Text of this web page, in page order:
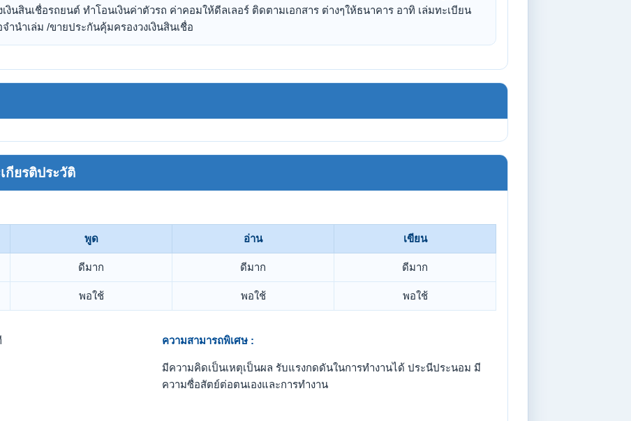
งินสินเชื่อรถยนต์ ทำโอนเงินค่าตัวรถ ค่าคอมให้ดีลเลอร์ ติดตามเอกสาร ต่างๆให้ธนาคาร อาทิ เล่มทะเบียน
ำนำเล่ม /ขายประกันคุ้มครองวงเงินสินเชื่อ
กียรติประวัติ
พูด อ่าน เขียน
ดีมาก ดีมาก ดีมาก
พอใช้ พอใช้ พอใช้
ความสามารถพิเศษ :
มีความคิดเป็นเหตุเป็นผล รับแรงกดดันในการทำงานได้ ประนีประนอม มี
ความซื่อสัตย์ต่อตนเองและการทำงาน